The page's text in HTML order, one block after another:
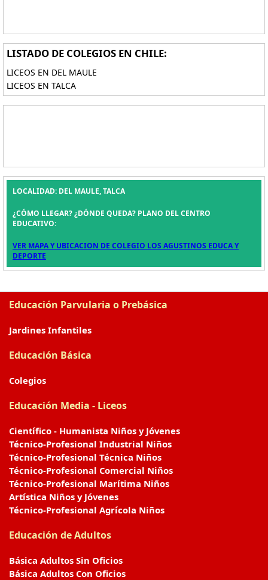
LISTADO DE COLEGIOS EN CHILE:
LICEOS EN DEL MAULE
LICEOS EN TALCA
LOCALIDAD: DEL MAULE, TALCA
¿CÓMO LLEGAR? ¿DÓNDE QUEDA? PLANO DEL CENTRO
EDUCATIVO:
VER MAPA Y UBICACION DE COLEGIO LOS AGUSTINOS EDUCA Y
DEPORTE
Educación Parvularia o Prebásica
Jardines Infantiles
Educación Básica
Colegios
Educación Media - Liceos
Científico - Humanista Niños y Jóvenes
Técnico-Profesional Industrial Niños
Técnico-Profesional Técnica Niños
Técnico-Profesional Comercial Niños
Técnico-Profesional Marítima Niños
Artística Niños y Jóvenes
Técnico-Profesional Agrícola Niños
Educación de Adultos
Básica Adultos Sin Oficios
Básica Adultos Con Oficios